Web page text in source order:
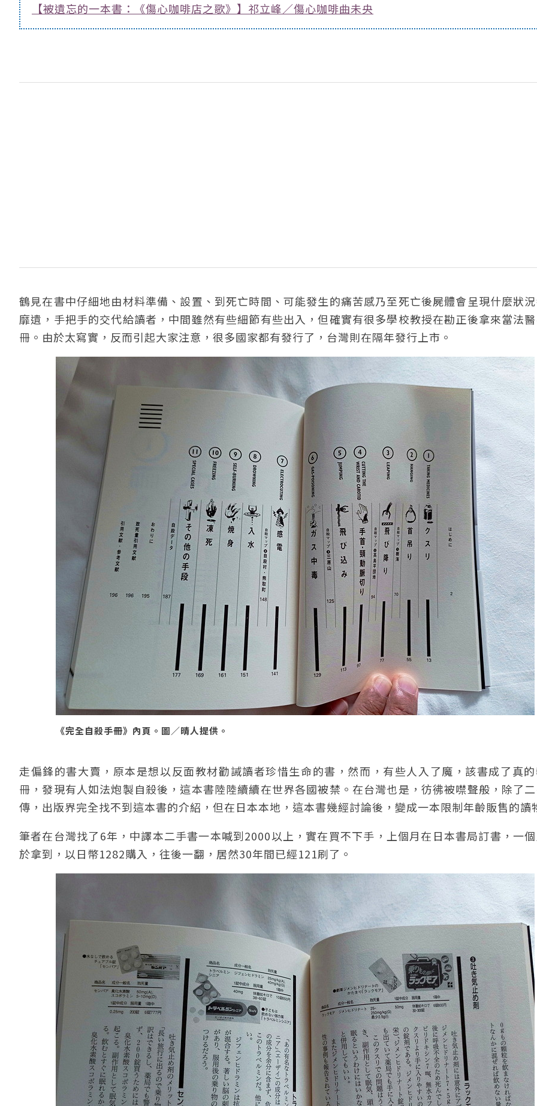
【被遺忘的一本書：《傷心咖啡店之歌》】祁立峰／傷心咖啡曲未央
鶴見在書中仔細地由材料準備、設置、到死亡時間、可能發生的痛苦感乃至死亡後屍體會呈現什麼狀
靡遺，手把手的交代給讀者，中間雖然有些細節有些出入，但確實有很多學校教授在勘正後拿來當法
冊。由於太寫實，反而引起大家注意，很多國家都有發行了，台灣則在隔年發行上市。
《完全自殺手冊》內頁。圖／晴人提供。
走偏鋒的書大賣，原本是想以反面教材勸誡讀者珍惜生命的書，然而，有些人入了魔，該書成了真
冊，發現有人如法炮製自殺後，這本書陸陸續續在世界各國被禁。在台灣也是，彷彿被噤聲般，除了
傳，出版界完全找不到這本書的介紹，但在日本本地，這本書幾經討論後，變成一本限制年齡販售的讀
筆者在台灣找了6年，中譯本二手書一本喊到2000以上，實在買不下手，上個月在日本書局訂書，一
於拿到，以日幣1282購入，往後一翻，居然30年間已經121刷了。